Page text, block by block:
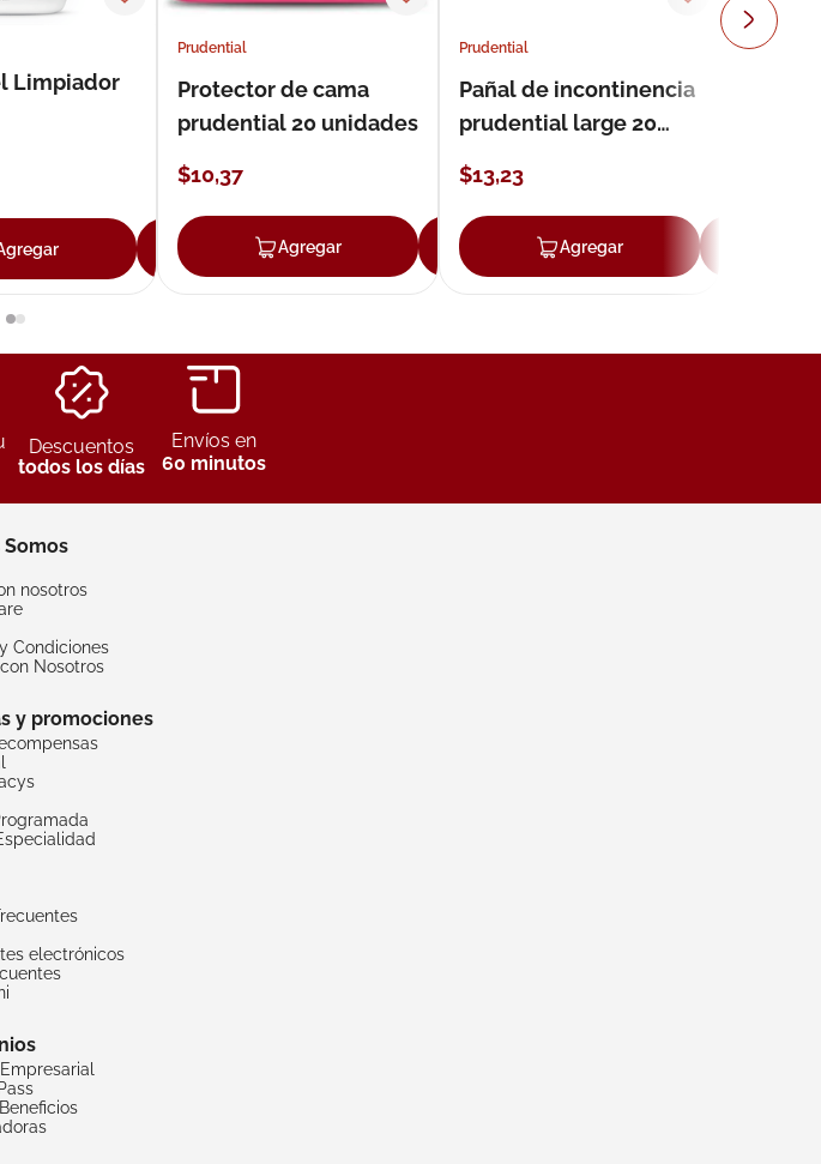
Limpiador
Agregar
Prudential
Protector de cama
prudential 20 unidades
$10,37
Agregar Agregar
Prudential
Pañal de incontinencia
prudential large 20
$13,23
Agregar
Descuentos
todos los días
Envíos en
60 minutos
nosotros
Condiciones
Nosotros
y promociones
electrónicos